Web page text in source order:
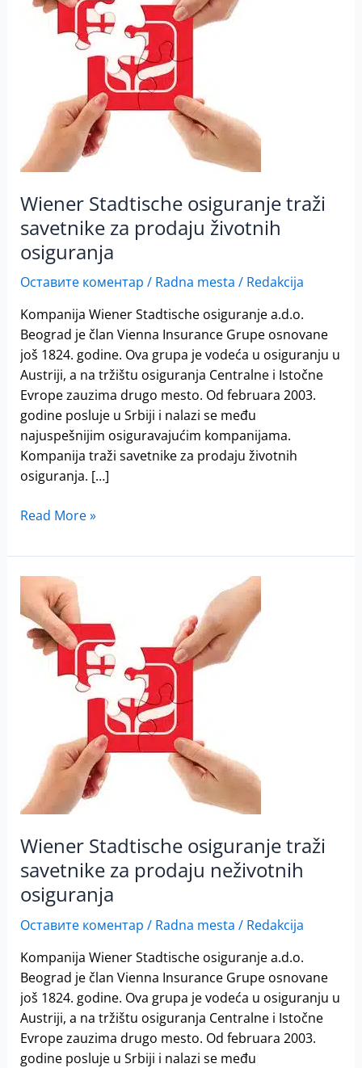
Wiener Stadtische osiguranje traži
savetnike za prodaju životnih
osiguranja
Оставите коментар / Radna mesta / Redakcija
Kompanija Wiener Stadtische osiguranje a.d.o.
Beograd je član Vienna Insurance Grupe osnovane
još 1824. godine. Ova grupa je vodeća u osiguranju u
Austriji, a na tržištu osiguranja Centralne i Istočne
Evrope zauzima drugo mesto. Od februara 2003.
godine posluje u Srbiji i nalazi se među
najuspešnijim osiguravajućim kompanijama.
Kompanija traži savetnike za prodaju životnih
osiguranja. […]
osiguranja
Read More »
Wiener Stadtische osiguranje traži
savetnike za prodaju neživotnih
osiguranja
Оставите коментар / Radna mesta / Redakcija
Kompanija Wiener Stadtische osiguranje a.d.o.
Beograd je član Vienna Insurance Grupe osnovane
još 1824. godine. Ova grupa je vodeća u osiguranju u
Austriji, a na tržištu osiguranja Centralne i Istočne
Evrope zauzima drugo mesto. Od februara 2003.
godine posluje u Srbiji i nalazi se među
Wiener
Stadtische
osiguranje
traži
osiguranja